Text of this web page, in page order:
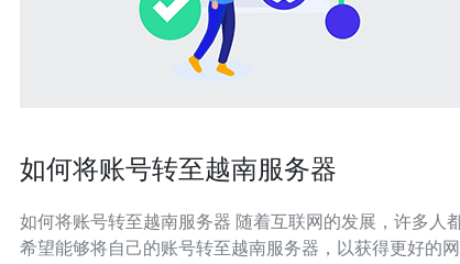
如何将账号转至越南服务器
如何将账号转至越南服务器 随着互联网的发展，许多人都
希望能够将自己的账号转至越南服务器，以获得更好的网